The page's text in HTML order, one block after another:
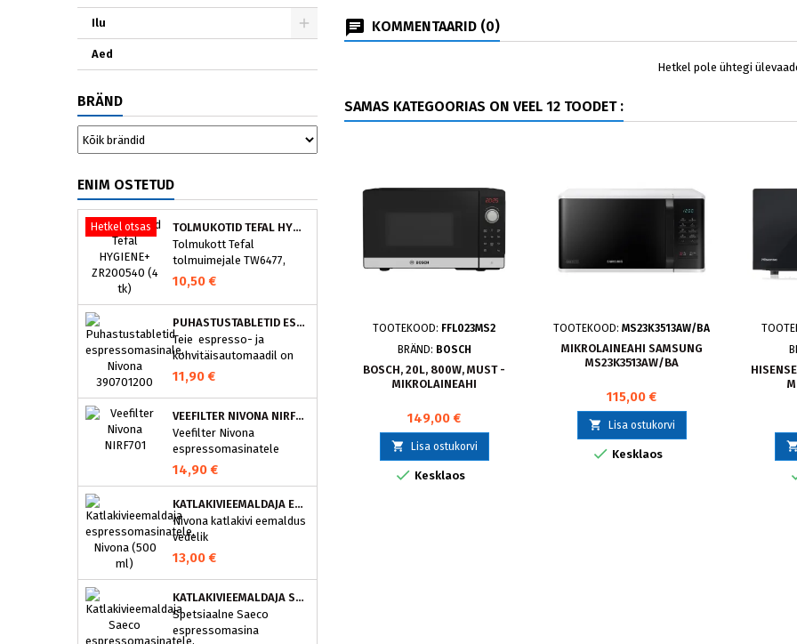
Ilu
Aed
BRÄND
ENIM OSTETUD
Hetkel otsas
TOLMUKOTID TEFAL HYGIENE+ ZR200540 (4 TK)
Tolmukott Tefal
tolmuimejale TW6477,
TW6886..
10,50 €
PUHASTUSTABLETID ESPRESSOMASINALE, NIVONA 390701200
Teie espresso- ja
kohvitäisautomaadil on
integreeritud
puhastusprogramm.
on loodud spetsiaalselt
selle programmi jaoks ja
eraldavad mustuse nagu
nt kohvirasva
optimaalselt. Regulaarne
puhastamine hoiab Teie
aparaati ja tagab täiusliku
aroomi.
11,90 €
VEEFILTER NIVONA NIRF701
Veefilter Nivona
espressomasinatele
14,90 €
KATLAKIVIEEMALDAJA ESPRESSOMASINATELE, NIVONA (500 ML)
Nivona katlakivi eemaldus
vedelik
espressomasinatele
13,00 €
KATLAKIVIEEMALDAJA SAECO ESPRESSOMASINATELE, PHILIPS CA6700/10
Spetsiaalne Saeco
espressomasina
KOMMENTAARID (0)
Hetkel pole ühtegi
SAMAS KATEGOORIAS ON VEEL 12 TOODET :
TOOTEKOOD: FFL023MS2
BRÄND: BOSCH
BOSCH, 20L, 800W, MUST -
MIKROLAINEAHI
149,00 €
 Lisa ostukorvi
 Kesklaos
TOOTEKOOD: MS23K3513AW/BA
MIKROLAINEAHI SAMSUNG
MS23K3513AW/BA
115,00 €
 Lisa ostukorvi
 Kesklaos